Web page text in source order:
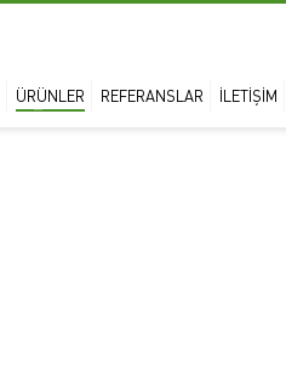
ÜRÜNLER REFERANSLAR İLETIŞIM